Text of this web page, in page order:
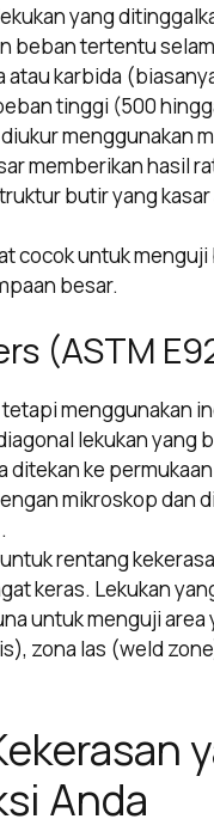
yang
beban tertentu
atau karbida
tinggi (500
menggunakan
memberikan hasil
butir yang
cocok untuk
besar.
(ASTM
menggunakan
lekukan yang
ditekan ke
mikroskop dan
rentang
keras. Lekukan
untuk menguji
zona las (weld
Anda